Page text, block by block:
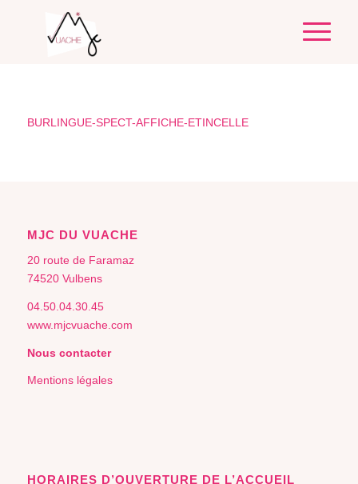
BURLINGUE-SPECT-AFFICHE-ETINCELLE
MJC DU VUACHE
20 route de Faramaz
74520 Vulbens
04.50.04.30.45
www.mjcvuache.com
Nous contacter
Mentions légales
HORAIRES D’OUVERTURE DE L’ACCUEIL